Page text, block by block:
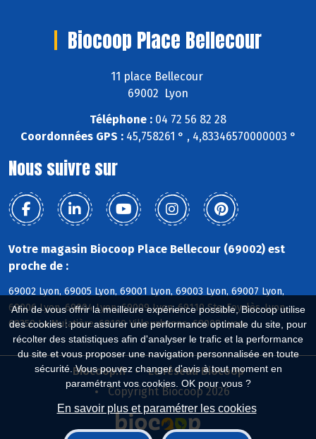
Afin de vous offrir la meilleure expérience possible, Biocoop utilise
des cookies : pour assurer une performance optimale du site, pour
récolter des statistiques afin d'analyser le trafic et la performance
du site et vous proposer une navigation personnalisée en toute
sécurité. Vous pouvez changer d'avis à tout moment en
paramétrant vos cookies. OK pour vous ?
En savoir plus et paramétrer les cookies
Biocoop Place Bellecour
11 place Bellecour
69002 Lyon
Téléphone : 04 72 56 82 28
Coordonnées GPS :45,758261 ° , 4,83346570000003 °
Nous suivre sur
Votre magasin Biocoop Place Bellecour (69002) est
proche de :
69002 Lyon, 69005 Lyon, 69001 Lyon, 69003 Lyon, 69007 Lyon,
69006 Lyon, 69004 Lyon, 69009 Lyon, 69110 Ste-Foy-lès-Lyon,
69350 La Mulatière, 69100 Villeurbanne, 69008 Lyon
Biocoop.fr
Le réseau Biocoop
Copyright Biocoop 2026